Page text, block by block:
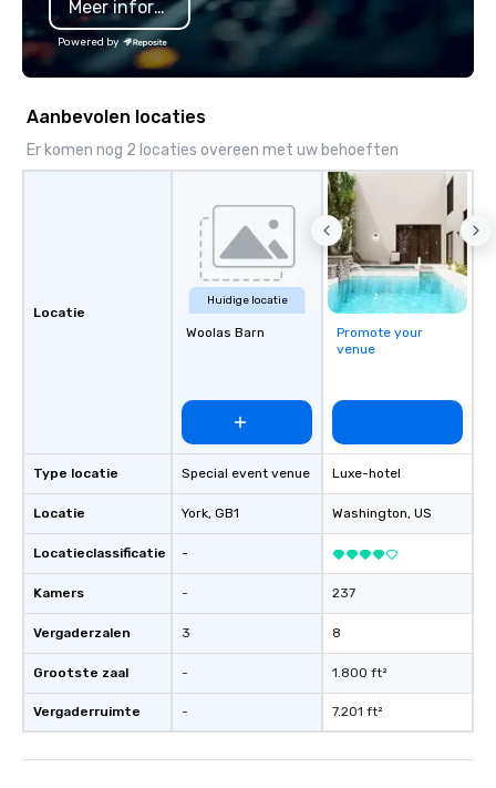
Meer informatie
Powered by
Aanbevolen locaties
Er komen nog 2 locaties overeen met uw behoeften
Locatie
Type locatie
Locatie
Locatieclassificatie
Kamers
Vergaderzalen
Grootste zaal
Vergaderruimte
Huidige locatie
Woolas Barn
Special event venue
York, GB1
-
-
3
-
-
Promote your
venue
Luxe-hotel
Washington, US
237
8
1.800 ft²
7.201 ft²